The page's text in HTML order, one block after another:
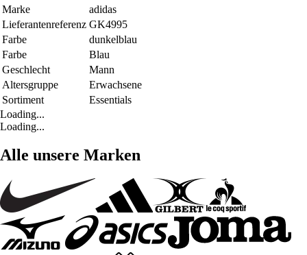
Marke
adidas
Lieferantenreferenz GK4995
Farbe
dunkelblau
Farbe
Blau
Geschlecht
Mann
Altersgruppe
Erwachsene
Sortiment
Essentials
Loading...
Loading...
Alle unsere Marken